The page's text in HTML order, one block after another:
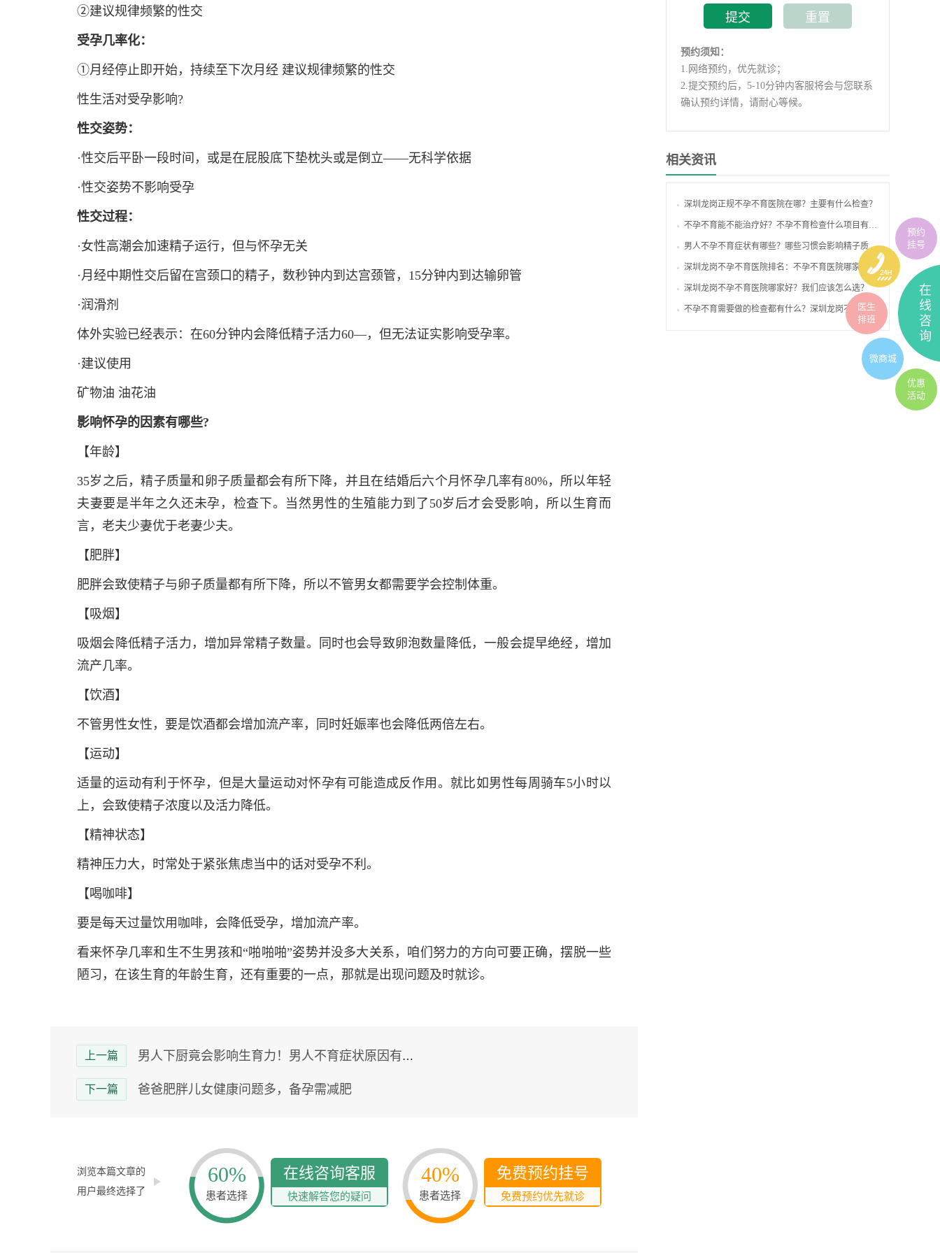
②建议规律频繁的性交
受孕几率化：
①月经停止即开始，持续至下次月经 建议规律频繁的性交
性生活对受孕影响?
性交姿势：
·性交后平卧一段时间，或是在屁股底下垫枕头或是倒立——无科学依据
·性交姿势不影响受孕
性交过程：
·女性高潮会加速精子运行，但与怀孕无关
·月经中期性交后留在宫颈口的精子，数秒钟内到达宫颈管，15分钟内到达输卵管
·润滑剂
体外实验已经表示：在60分钟内会降低精子活力60—，但无法证实影响受孕率。
·建议使用
矿物油 油花油
影响怀孕的因素有哪些?
【年龄】
35岁之后，精子质量和卵子质量都会有所下降，并且在结婚后六个月怀孕几率有80%，所以年轻
夫妻要是半年之久还未孕，检查下。当然男性的生殖能力到了50岁后才会受影响，所以生育而
言，老夫少妻优于老妻少夫。
【肥胖】
肥胖会致使精子与卵子质量都有所下降，所以不管男女都需要学会控制体重。
【吸烟】
吸烟会降低精子活力，增加异常精子数量。同时也会导致卵泡数量降低，一般会提早绝经，增加
流产几率。
【饮酒】
不管男性女性，要是饮酒都会增加流产率，同时妊娠率也会降低两倍左右。
【运动】
适量的运动有利于怀孕，但是大量运动对怀孕有可能造成反作用。就比如男性每周骑车5小时以
上，会致使精子浓度以及活力降低。
【精神状态】
精神压力大，时常处于紧张焦虑当中的话对受孕不利。
【喝咖啡】
要是每天过量饮用咖啡，会降低受孕，增加流产率。
看来怀孕几率和生不生男孩和“啪啪啪”姿势并没多大关系，咱们努力的方向可要正确，摆脱一些
陋习，在该生育的年龄生育，还有重要的一点，那就是出现问题及时就诊。
上一篇 男人下厨竟会影响生育力！男人不育症状原因有哪些？
下一篇 爸爸肥胖儿女健康问题多，备孕需减肥
浏览本篇文章的
用户最终选择了
60%
患者选择
在线咨询客服
快速解答您的疑问
40%
患者选择
免费预约挂号
免费预约优先就诊
预约须知：
1. 网络预约，优先就诊；
2.提交预约后，5-10分钟内客服将会与您联系
确认预约详情，请耐心等候。
相关资讯
深圳龙岗正规不孕不育医院在哪？主要有什么检查？
不孕不育能不能治疗好？不孕不育检查什么项目有哪些？
男人不孕不育症状有哪些？哪些习惯会影响精子质量？
深圳龙岗不孕不育医院排名：不孕不育医院哪家好？
深圳龙岗不孕不育医院哪家好？我们应该怎么选？
不孕不育需要做的检查都有什么？深圳龙岗不孕不育在线报名
在
线
咨
询
预约
挂号
医生
排班
微商城
优惠
活动